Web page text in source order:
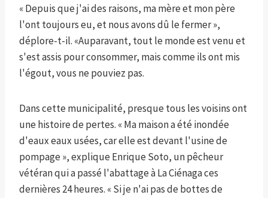
« Depuis que j'ai des raisons, ma mère et mon père
l'ont toujours eu, et nous avons dû le fermer »,
déplore-t-il. «Auparavant, tout le monde est venu et
s'est assis pour consommer, mais comme ils ont mis
l'égout, vous ne pouviez pas.
Dans cette municipalité, presque tous les voisins ont
une histoire de pertes. « Ma maison a été inondée
d'eaux eaux usées, car elle est devant l'usine de
pompage », explique Enrique Soto, un pêcheur
vétéran qui a passé l'abattage à La Ciénaga ces
dernières 24 heures. « Si je n'ai pas de bottes de